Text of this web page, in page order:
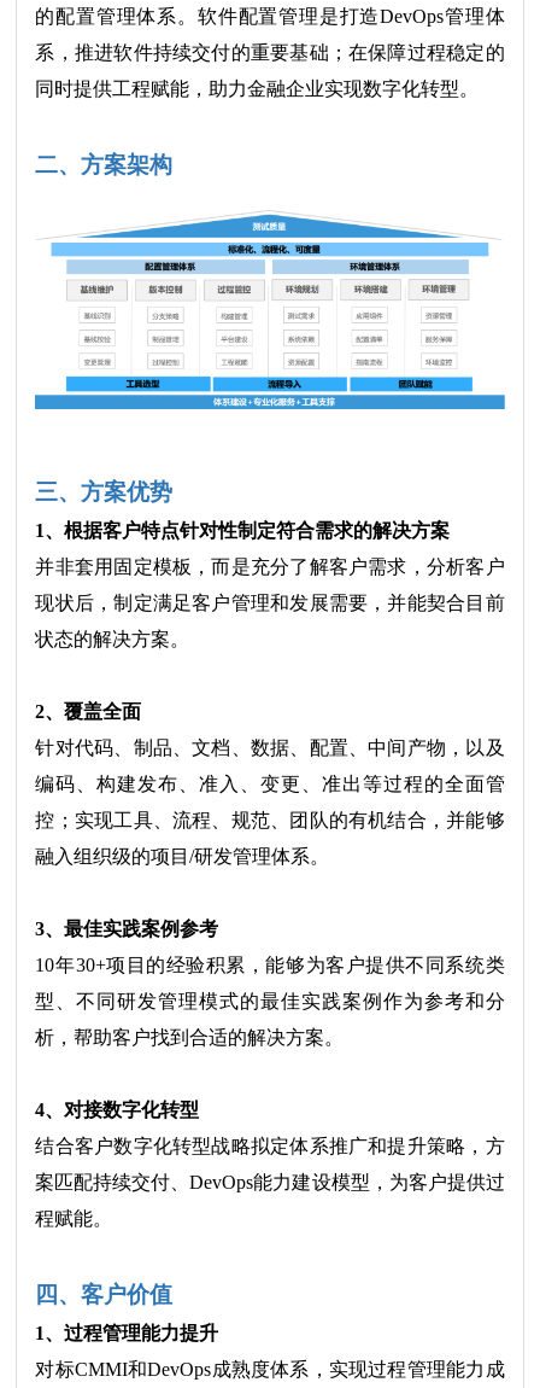
的配置管理体系。 软件配置管理是打造DevOps管理体
系，推进软件持续交付的重要基础；在保障过程稳定的
同时提供工程赋能，助力金融企业实现数字化转型。
二、方案架构
三、方案优势
1、根据客户特点针对性制定符合需求的解决方案
并非套用固定模板，而是充分了解客户需求，分析客户
现状后，制定满足客户管理和发展需要，并能契合目前
状态的解决方案。
2、覆盖全面
针对代码、制品、文档、数据、配置、中间产物，以及
编码、构建发布、准入、变更、准出等过程的全面管
控；实现工具、流程、规范、团队的有机结合，并能够
融入组织级的项目/研发管理体系。
3、最佳实践案例参考
10年30+项目的经验积累，能够为客户提供不同系统类
型、不同研发管理模式的最佳实践案例作为参考和分
析，帮助客户找到合适的解决方案。
4、对接数字化转型
结合客户数字化转型战略拟定体系推广和提升策略，方
案匹配持续交付、DevOps能力建设模型，为客户提供过
程赋能。
四、客户价值
1、过程管理能力提升
对标CMMI和DevOps成熟度体系，实现过程管理能力成